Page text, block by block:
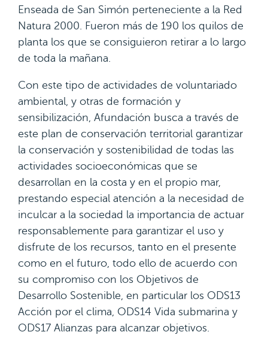
Enseada de San Simón perteneciente a la Red
Natura 2000. Fueron más de 190 los quilos de
planta los que se consiguieron retirar a lo largo
de toda la mañana.
Con este tipo de actividades de voluntariado
ambiental, y otras de formación y
sensibilización, Afundación busca a través de
este plan de conservación territorial garantizar
la conservación y sostenibilidad de todas las
actividades socioeconómicas que se
desarrollan en la costa y en el propio mar,
prestando especial atención a la necesidad de
inculcar a la sociedad la importancia de actuar
responsablemente para garantizar el uso y
disfrute de los recursos, tanto en el presente
como en el futuro, todo ello de acuerdo con
su compromiso con los Objetivos de
Desarrollo Sostenible, en particular los ODS13
Acción por el clima, ODS14 Vida submarina y
ODS17 Alianzas para alcanzar objetivos.